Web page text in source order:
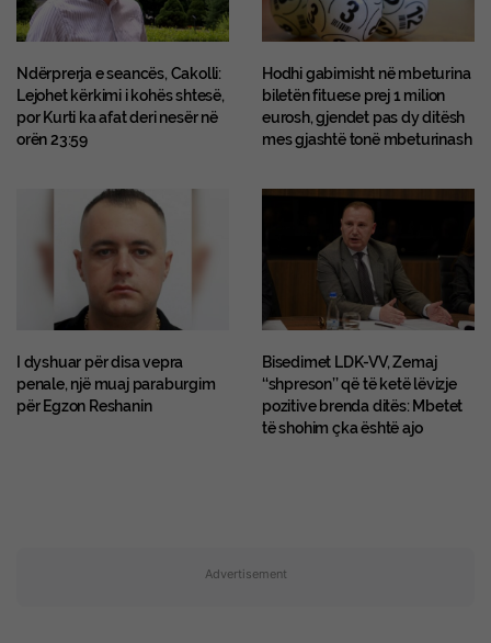
Ndërprerja e seancës, Cakolli:
Lejohet kërkimi i kohës shtesë,
por Kurti ka afat deri nesër në
orën 23:59
Hodhi gabimisht në mbeturina
biletën fituese prej 1 milion
eurosh, gjendet pas dy ditësh
mes gjashtë tonë mbeturinash
I dyshuar për disa vepra
penale, një muaj paraburgim
për Egzon Reshanin
Bisedimet LDK-VV, Zemaj
‘‘shpreson’’ që të ketë lëvizje
pozitive brenda ditës: Mbetet
të shohim çka është ajo
Advertisement